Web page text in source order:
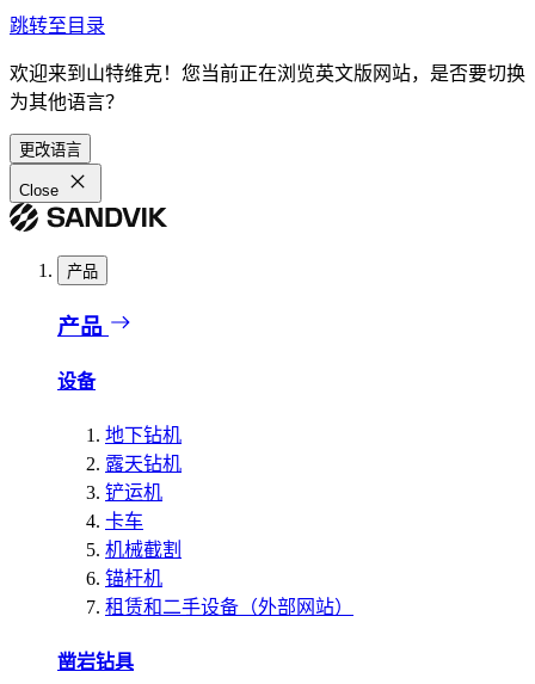
跳转至目录
欢迎来到山特维克！您当前正在浏览英文版网站，是否要切换
为其他语言？
更改语言
Close
产品
产品
设备
地下钻机
露天钻机
铲运机
卡车
机械截割
锚杆机
租赁和二手设备（外部网站）
凿岩钻具